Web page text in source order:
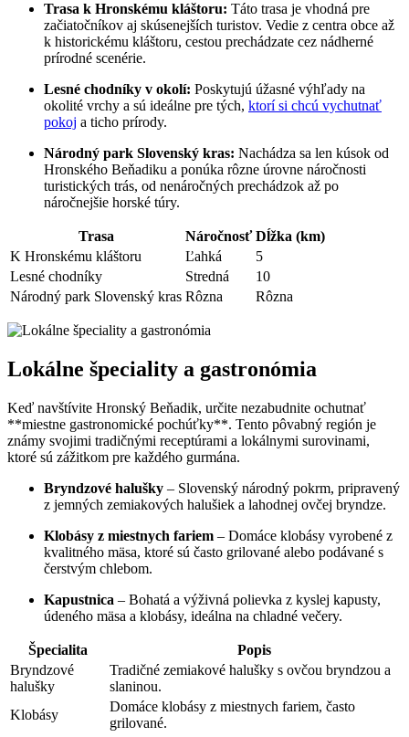
Trasa k Hronskému kláštoru: Táto trasa je vhodná pre
začiatočníkov aj skúsenejších turistov. Vedie z centra obce až
k historickému kláštoru, cestou prechádzate cez nádherné
prírodné scenérie.
Lesné chodníky v okolí: Poskytujú úžasné výhľady na
okolité vrchy a sú ideálne pre tých, ktorí si chcú vychutnať
pokoj a ticho prírody.
Národný park Slovenský kras: Nachádza sa len kúsok od
Hronského Beňadiku a ponúka rôzne úrovne náročnosti
turistických trás, od nenáročných prechádzok až po
náročnejšie horské túry.
Trasa Náročnosť Dĺžka (km)
K Hronskému kláštoru
Ľahká
5
Lesné chodníky
Stredná
10
Národný park Slovenský kras Rôzna Rôzna
Lokálne špeciality a gastronómia
Keď navštívite Hronský Beňadik, určite nezabudnite ochutnať
**miestne gastronomické pochúťky**. Tento pôvabný región je
známy svojimi tradičnými receptúrami a lokálnymi surovinami,
ktoré sú zážitkom pre každého gurmána.
Bryndzové halušky – Slovenský národný pokrm, pripravený
z jemných zemiakových halušiek a lahodnej ovčej bryndze.
Klobásy z miestnych fariem – Domáce klobásy vyrobené z
kvalitného mäsa, ktoré sú často grilované alebo podávané s
čerstvým chlebom.
Kapustnica – Bohatá a výživná polievka z kyslej kapusty,
údeného mäsa a klobásy, ideálna na chladné večery.
Špecialita
Popis
Bryndzové
halušky
Tradičné zemiakové halušky s ovčou bryndzou a
slaninou.
Klobásy
Domáce klobásy z miestnych fariem, často
grilované.